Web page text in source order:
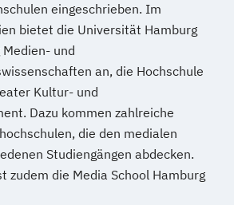
eingeschrieben. Im
bietet die Universität Hamburg
und
an, die Hochschule
Kultur- und
Dazu kommen zahlreiche
die den medialen
Studiengängen abdecken.
zudem die Media School Hamburg